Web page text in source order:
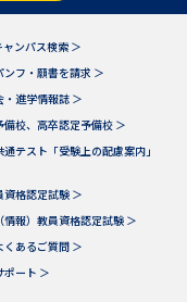
ル全国一斉進学調査
ンパス検索 ＞
ンフ・願書を請求 ＞
・進学情報誌 ＞
備校、高卒認定予備校 ＞
テスト「受験上の配慮案内」
資格認定試験 ＞
情報）教員資格認定試験 ＞
あるご質問 ＞
ポート ＞